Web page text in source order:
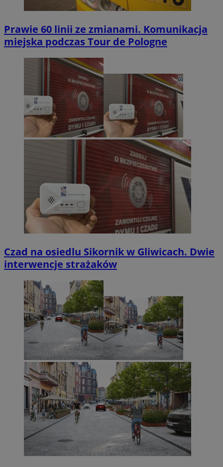
Prawie 60 linii ze zmianami. Komunikacja
miejska podczas Tour de Pologne
Czad na osiedlu Sikornik w Gliwicach. Dwie
interwencje strażaków